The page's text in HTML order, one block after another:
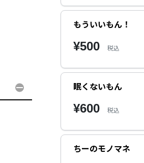
もういいもん！
¥500 税込
眠くないもん
¥600 税込
ちーのモノマネ